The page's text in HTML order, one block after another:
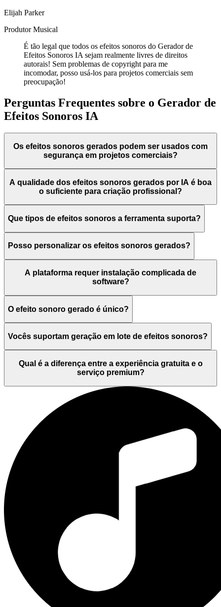
Elijah Parker
Produtor Musical
É tão legal que todos os efeitos sonoros do Gerador de
Efeitos Sonoros IA sejam realmente livres de direitos
autorais! Sem problemas de copyright para me
incomodar, posso usá-los para projetos comerciais sem
preocupação!
Perguntas Frequentes sobre o Gerador de
Efeitos Sonoros IA
Os efeitos sonoros gerados podem ser usados com
segurança em projetos comerciais?
A qualidade dos efeitos sonoros gerados por IA é boa
o suficiente para criação profissional?
Que tipos de efeitos sonoros a ferramenta suporta?
Posso personalizar os efeitos sonoros gerados?
A plataforma requer instalação complicada de
software?
O efeito sonoro gerado é único?
Vocês suportam geração em lote de efeitos sonoros?
Qual é a diferença entre a experiência gratuita e o
serviço premium?